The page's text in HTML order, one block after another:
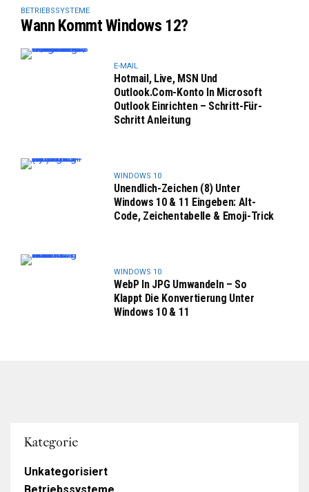
BETRIEBSSYSTEME
Wann Kommt Windows 12?
E-MAIL
Hotmail, Live, MSN Und
Outlook.com-Konto In Microsoft
Outlook Einrichten – Schritt-Für-
Schritt Anleitung
WINDOWS 10
Unendlich-Zeichen (8) Unter
Windows 10 & 11 Eingeben: Alt-
Code, Zeichentabelle & Emoji-Trick
WINDOWS 10
WebP In JPG Umwandeln – So
Klappt Die Konvertierung Unter
Windows 10 & 11
Kategorie
Unkategorisiert